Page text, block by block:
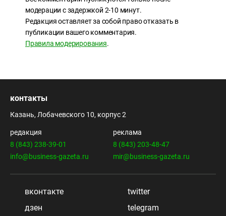
модерации с задержкой 2-10 минут.
Редакция оставляет за собой право отказать в
публикации вашего комментария.
Правила модерирования.
контакты
Казань, Лобачевского 10, корпус 2
редакция
8 (843) 238-39-01
info@business-gazeta.ru
реклама
8 (843) 203-48-47
mir@business-gazeta.ru
вконтакте
twitter
дзен
telegram